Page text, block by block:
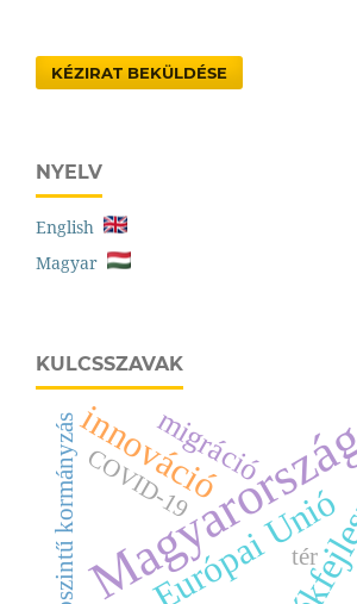
KÉZIRAT BEKÜLDÉSE
NYELV
English
Magyar
KULCSSZAVAK
innováció
Európai Unió
migráció
COVID-19
tér
többszintű kormányzás